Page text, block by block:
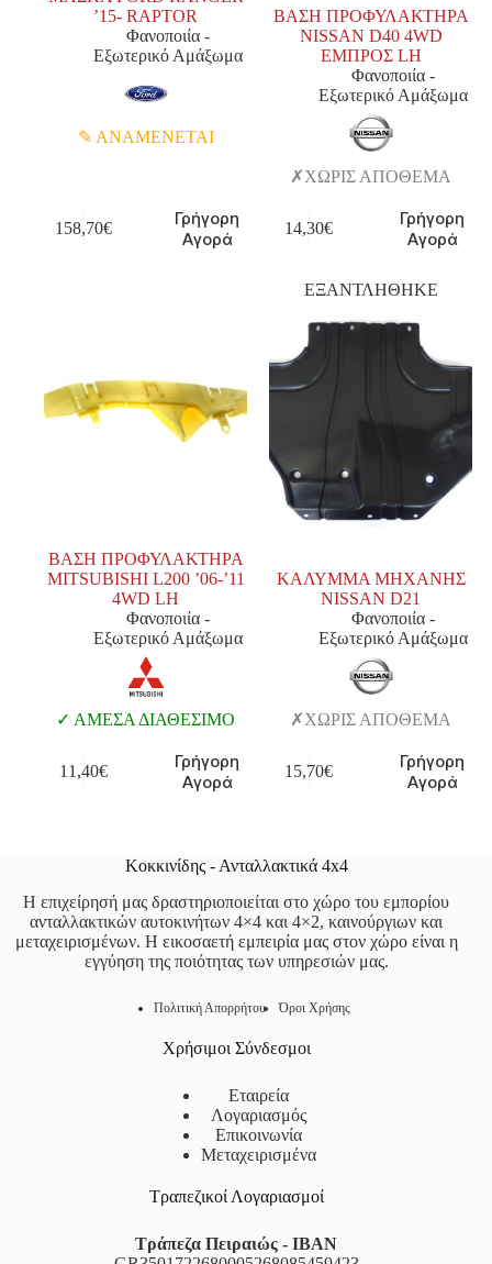
’15- RAPTOR
Φανοποιία -
Εξωτερικό Αμάξωμα
ΑΝΑΜΕΝΕΤΑΙ
158,70€
Γρήγορη
Αγορά
ΒΑΣΗ ΠΡΟΦΥΛΑΚΤΗΡΑ
NISSAN D40 4WD
ΕΜΠΡΟΣ LH
Φανοποιία -
Εξωτερικό Αμάξωμα
ΧΩΡΙΣ ΑΠΟΘΕΜΑ
14,30€
Γρήγορη
Αγορά
ΒΑΣΗ ΠΡΟΦΥΛΑΚΤΗΡΑ
MITSUBISHI L200 ’06-’11
4WD LH
Φανοποιία -
Εξωτερικό Αμάξωμα
ΑΜΕΣΑ ΔΙΑΘΕΣΙΜΟ
11,40€
Γρήγορη
Αγορά
ΕΞΑΝΤΛΗΘΗΚΕ
ΚΑΛΥΜΜΑ ΜΗΧΑΝΗΣ
NISSAN D21
Φανοποιία -
Εξωτερικό Αμάξωμα
ΧΩΡΙΣ ΑΠΟΘΕΜΑ
15,70€
Γρήγορη
Αγορά
Κοκκινίδης - Ανταλλακτικά 4x4
Η επιχείρησή μας δραστηριοποιείται στο χώρο του εμπορίου
ανταλλακτικών αυτοκινήτων 4×4 και 4×2, καινούργιων και
μεταχειρισμένων. Η εικοσαετή εμπειρία μας στον χώρο είναι η
εγγύηση της ποιότητας των υπηρεσιών μας.
Πολιτική Απορρήτου Όροι Χρήσης
Χρήσιμοι Σύνδεσμοι
Εταιρεία
Λογαριασμός
Επικοινωνία
Μεταχειρισμένα
Τραπεζικοί Λογαριασμοί
Τράπεζα Πειραιώς - IBAN